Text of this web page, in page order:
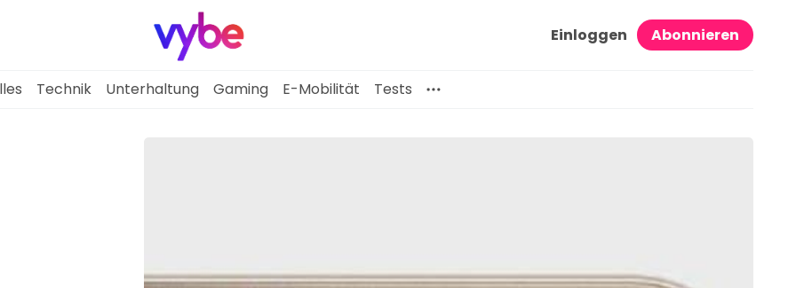
Unterhaltung
Einloggen Abonnieren
Technik Unterhaltung Gaming E-Mobilität Tests